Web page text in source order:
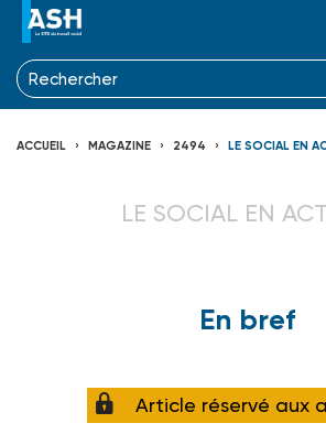
ACCUEIL MAGAZINE 2494 LE SOCIAL EN
LE SOCIAL EN
En bref
Article réservé aux